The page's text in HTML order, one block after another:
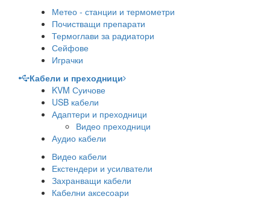
Метео - станции и термометри
Почистващи препарати
Термоглави за радиатори
Сейфове
Играчки
Кабели и преходници
KVM Суичове
USB кабели
Адаптери и преходници
Видео преходници
Аудио кабели
Видео кабели
Екстендери и усилватели
Захранващи кабели
Кабелни аксесоари